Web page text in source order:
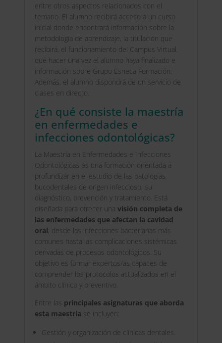
entre otros aspectos relacionados con el
temario. El alumno recibirá acceso a un curso
inicial donde encontrará información sobre la
metodología de aprendizaje, la titulación que
recibirá, el funcionamiento del Campus Virtual,
qué hacer una vez el alumno haya finalizado e
información sobre Grupo Esneca Formación.
Además, el alumno dispondrá de un servicio de
clases en directo.
¿En qué consiste la maestría
en enfermedades e
infecciones odontológicas?
La Maestría en Enfermedades e Infecciones
Odontológicas es una formación orientada a
profundizar en el estudio de las patologías
bucodentales de origen infeccioso, su
diagnóstico, prevención y tratamiento. Está
diseñada para ofrecer una visión completa de
las enfermedades que afectan la cavidad
oral, desde las infecciones bacterianas más
comunes hasta las complicaciones sistémicas
derivadas de procesos odontológicos. Su
objetivo es formar expertos/as capaces de
comprender los protocolos actualizados en el
ámbito clínico y preventivo.
Entre las principales asignaturas que aborda
esta maestría se incluyen:
Gestión y organización de clínicas dentales.